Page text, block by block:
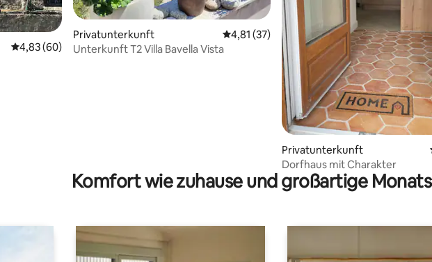
Durchschnittliche Bewertung: 4,83 von 5, 60 Bewertungen
4,83 (60)
Privatunterkunft Durchschnittliche Bewertung: 4,81 von 5,
4,81 (37)
Unterkunft T2 Villa Bavella Vista
Privatunterkunft
Dorfhaus mit Charakter
Komfort wie zuhause und großartige